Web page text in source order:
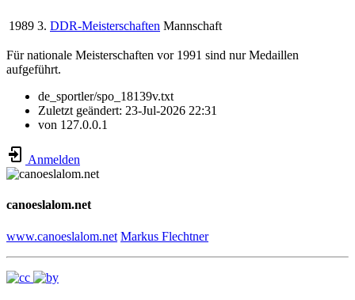
1989 3. DDR-Meisterschaften Mannschaft
Für nationale Meisterschaften vor 1991 sind nur Medaillen
aufgeführt.
de_sportler/spo_18139v.txt
Zuletzt geändert: 23-Jul-2026 22:31
von 127.0.0.1
Anmelden
canoeslalom.net
www.canoeslalom.net Markus Flechtner